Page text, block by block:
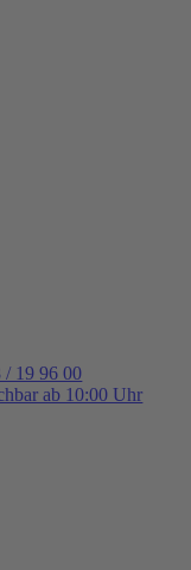
/ 19 96 00
ab 10:00 Uhr